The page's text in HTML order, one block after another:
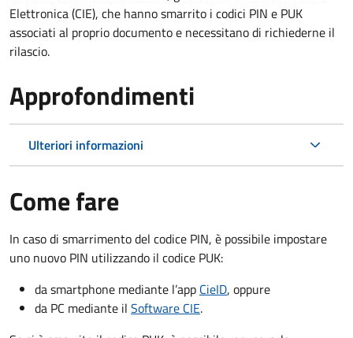
Elettronica (CIE), che hanno smarrito i codici PIN e PUK
associati al proprio documento e necessitano di richiederne il
rilascio.
Approfondimenti
Ulteriori informazioni
Come fare
In caso di smarrimento del codice PIN, è possibile impostare
uno nuovo PIN utilizzando il codice PUK:
da smartphone mediante l’app CieID, oppure
da PC mediante il Software CIE.